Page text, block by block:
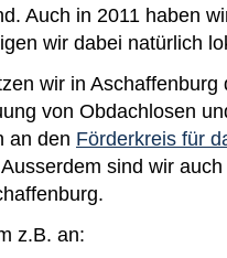
Auch in 2011 haben
wir dabei natürlich
wir in
von Obdachlosen
an den Förderkreis für
sind wir
z.B. an: